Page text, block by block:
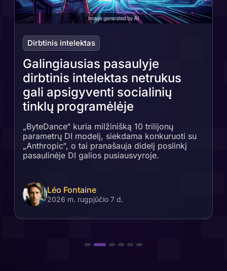
Dirbtinis intelektas
Galingiausias pasaulyje
dirbtinis intelektas netrukus
gali apsigyventi socialinių
tinklų programėlėje
„ByteDance“ kuria milžinišką 10 trilijonų
parametrų DI modelį, siekdama konkuruoti su
„Anthropic“, o tai pranašauja didelį poslinkį
pasaulinėje DI galios pusiausvyroje.
Léo Fontaine
2026 m. rugpjūčio 7 d.